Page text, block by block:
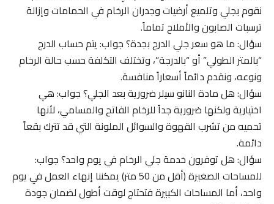
نقوم بجلي وتلميع أرضيات وجدران الرخام في الحمامات وإزالة
ترسبات الصابون والأملاح تماماً.
سؤال: ما هو سعر جلي الدرج بجدة؟ جواب: يتم حساب الدرج
“بالمتر الطولي” أو “بالدرجة”، وتختلف التكلفة حسب حالة الرخام
ونوعه، ونقدم دائماً أسعاراً منافسة.
سؤال: هل مادة النانو سيلر ضرورية بعد الجلي؟ جواب: هي
اختيارية ولكنها ضرورية جداً للرخام الفاتح والمسامي، لأنها
تحميه من تشرب القهوة والسوائل الملونة التي قد تترك بقعاً
دائمة.
سؤال: هل توفرون خدمة جلي الرخام في يوم واحد؟ جواب:
للمساحات الصغيرة (أقل من 50 متر) يمكننا إنهاء العمل في يوم
واحد، أما المساحات الكبيرة فتحتاج لوقت أطول لضمان جودة